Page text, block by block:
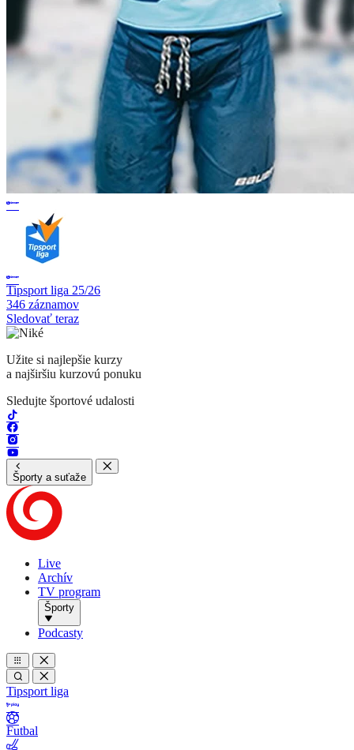
Tipsport liga 25/26
346 záznamov
Sledovať teraz
Užite si najlepšie kurzy
a najširšiu kurzovú ponuku
Sledujte športové udalosti
Športy a suťaže
Live
Archív
TV program
Športy
Podcasty
Tipsport liga
Futbal